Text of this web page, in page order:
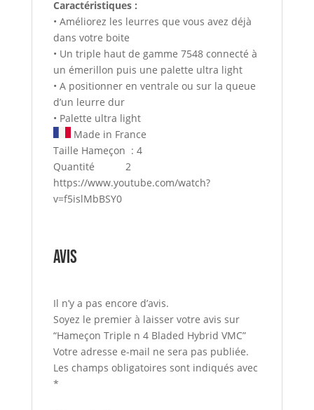
Caractéristiques :
• Améliorez les leurres que vous avez déjà
dans votre boite
• Un triple haut de gamme 7548 connecté à
un émerillon puis une palette ultra light
• A positionner en ventrale ou sur la queue
d’un leurre dur
• Palette ultra light
Made in France
Taille Hameçon : 4
Quantité 2
https://www.youtube.com/watch?
v=f5islMbBSY0
Avis
Il n’y a pas encore d’avis.
Soyez le premier à laisser votre avis sur
“Hameçon Triple n 4 Bladed Hybrid VMC”
Votre adresse e-mail ne sera pas publiée.
Les champs obligatoires sont indiqués avec
*